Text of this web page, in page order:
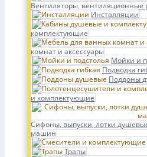
Вентиляторы, вентиляционные
Инсталляции
комплектующие
комнат и аксессуары
Мойки и
Подводка
Поддоны
и комплектующие
Сифоны, выпуски, лотки
машин
Трапы